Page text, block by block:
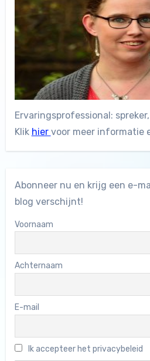
Ervaringsprofessional:
Klik hier voor meer informatie
Abonneer nu en krijg een e-
blog verschijnt!
Voornaam
Achternaam
E-mail
Ik accepteer het privacybeleid